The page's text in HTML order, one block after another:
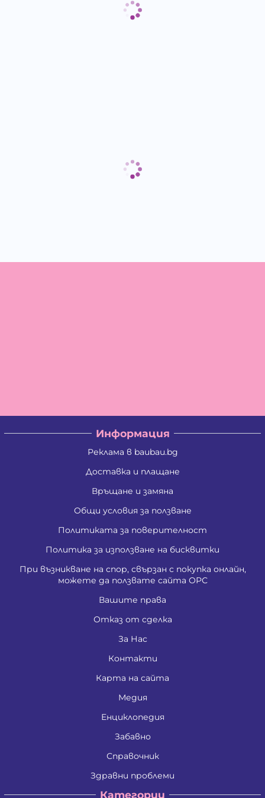
Информация
Реклама в baubau.bg
Доставка и плащане
Връщане и замяна
Общи условия за ползване
Политиката за поверителност
Политика за използване на бисквитки
При възникване на спор, свързан с покупка онлайн,
можете да ползвате сайта ОРС
Вашите права
Отказ от сделка
За Нас
Контакти
Карта на сайта
Медия
Енциклопедия
Забавно
Справочник
Здравни проблеми
Категории